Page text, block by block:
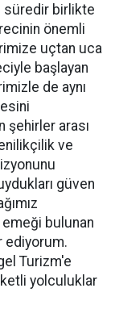
süredir birlikte
önemli
uçtan uca
başlayan
de aynı
şehirler arası
ve
güven
bulunan
ediyorum.
Turizm'e
yolculuklar